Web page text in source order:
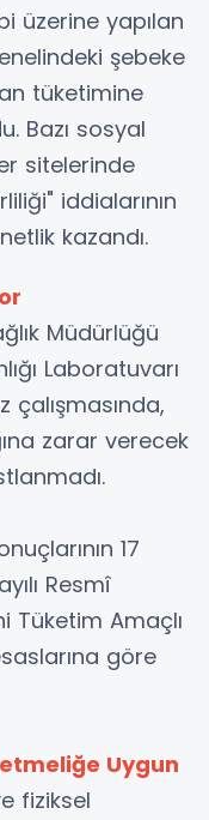
üzerine yapılan
şebeke
tüketimine
Bazı sosyal
sitelerinde
iddialarının
kazandı.
Müdürlüğü
Laboratuvarı
zarar verecek
17
Resmî
Tüketim Amaçlı
göre
Uygun
fiziksel